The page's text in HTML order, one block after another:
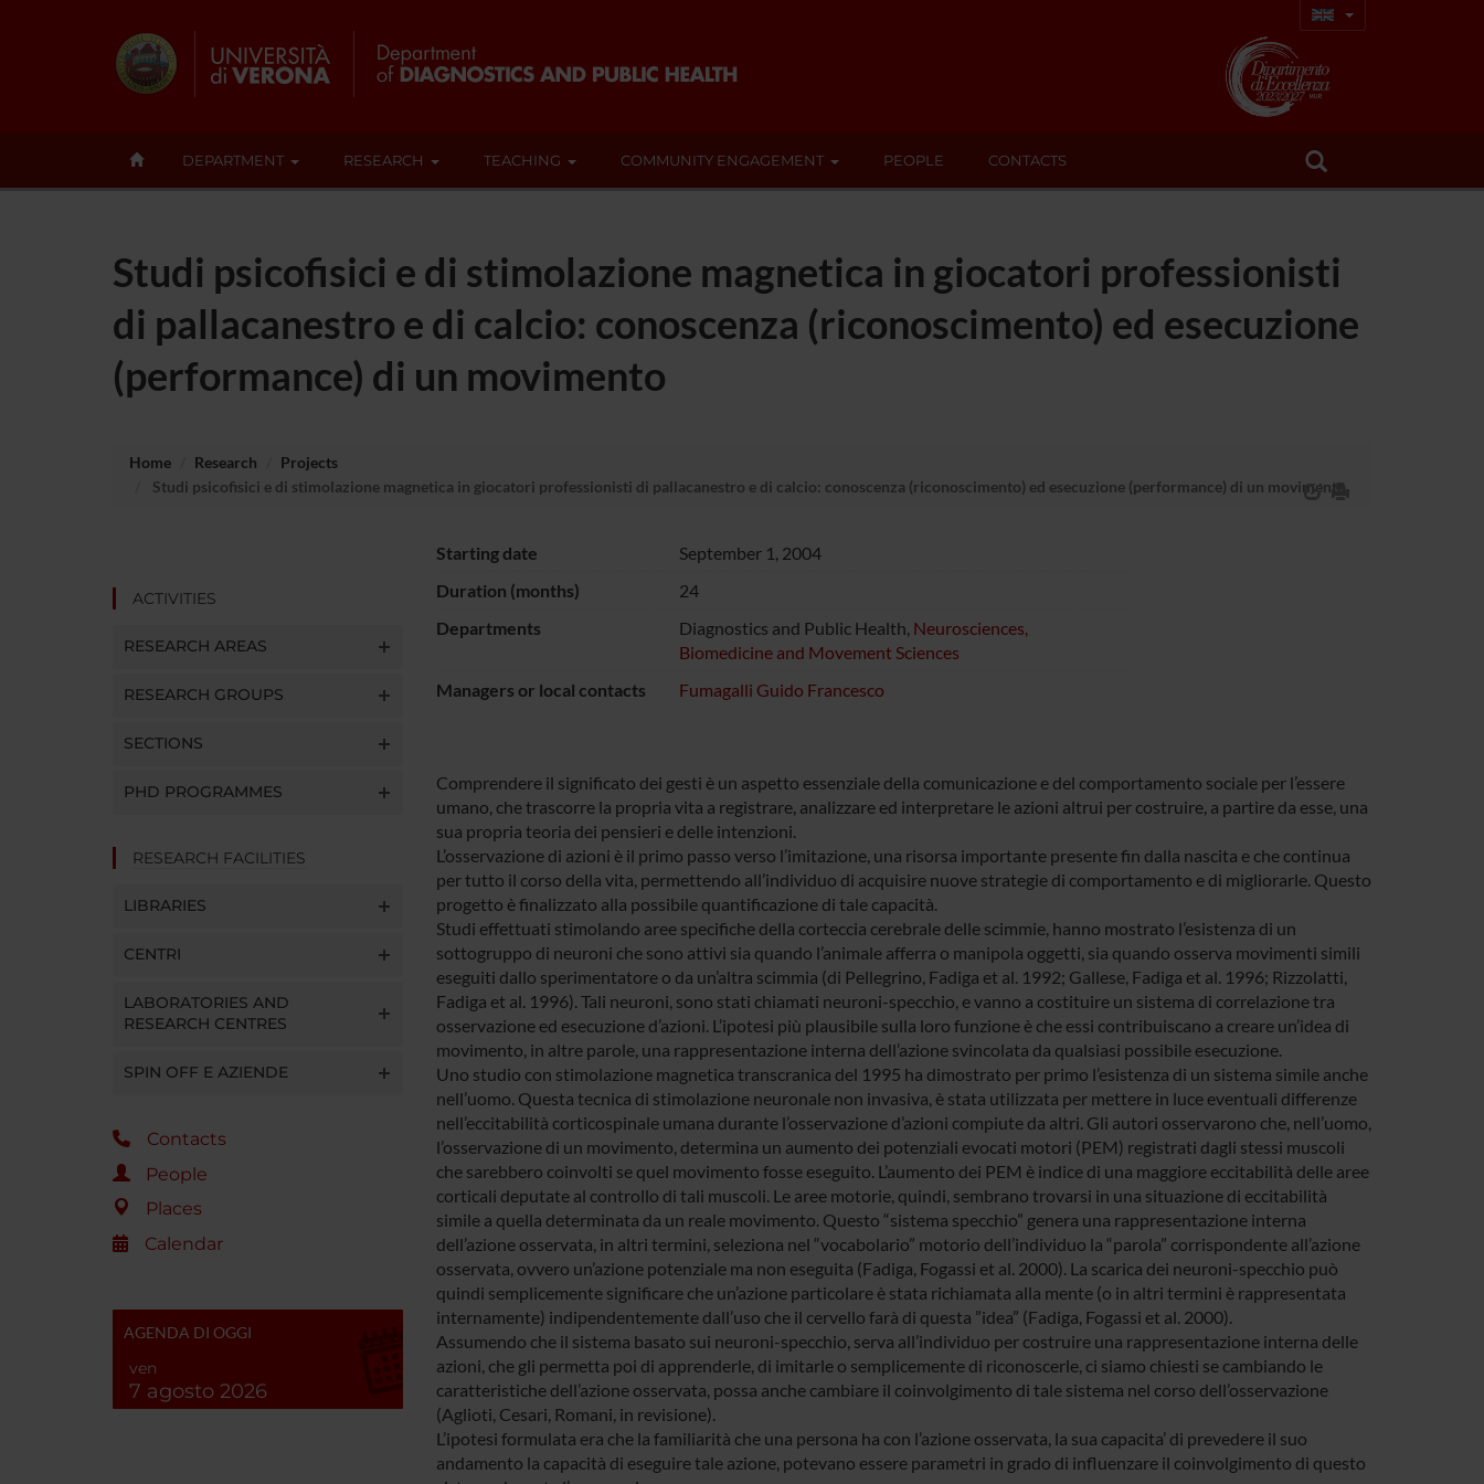
DEPARTMENT RESEARCH TEACHING COMMUNITY ENGAGEMENT PEOPLE CONTACTS
Studi psicofisici e di stimolazione magnetica in giocatori professionisti
di pallacanestro e di calcio: conoscenza (riconoscimento) ed esecuzione
(performance) di un movimento
Home Research
Projects
Studi psicofisici e di stimolazione magnetica in giocatori professionisti di pallacanestro e di calcio: conoscenza (riconoscimento) ed esecuzione (performance) di un movimento
ACTIVITIES
RESEARCH AREAS
RESEARCH GROUPS
SECTIONS
PHD PROGRAMMES
RESEARCH FACILITIES
LIBRARIES
CENTRI
LABORATORIES AND
RESEARCH CENTRES
SPIN OFF E AZIENDE
Contacts
People
Places
Calendar
AGENDA DI OGGI
ven
7 agosto 2026
Starting date
September 1, 2004
Duration (months)
24
Departments
Diagnostics and Public Health, Neurosciences,
Biomedicine and Movement Sciences
Managers or local contacts
Fumagalli Guido Francesco
Comprendere il significato dei gesti è un aspetto essenziale della comunicazione e del comportamento sociale per l’essere
umano, che trascorre la propria vita a registrare, analizzare ed interpretare le azioni altrui per costruire, a partire da esse, una
sua propria teoria dei pensieri e delle intenzioni.
L’osservazione di azioni è il primo passo verso l’imitazione, una risorsa importante presente fin dalla nascita e che continua
per tutto il corso della vita, permettendo all’individuo di acquisire nuove strategie di comportamento e di migliorarle. Questo
progetto è finalizzato alla possibile quantificazione di tale capacità.
Studi effettuati stimolando aree specifiche della corteccia cerebrale delle scimmie, hanno mostrato l’esistenza di un
sottogruppo di neuroni che sono attivi sia quando l’animale afferra o manipola oggetti, sia quando osserva movimenti simili
eseguiti dallo sperimentatore o da un’altra scimmia (di Pellegrino, Fadiga et al. 1992; Gallese, Fadiga et al. 1996; Rizzolatti,
Fadiga et al. 1996). Tali neuroni, sono stati chiamati neuroni-specchio, e vanno a costituire un sistema di correlazione tra
osservazione ed esecuzione d’azioni. L’ipotesi più plausibile sulla loro funzione è che essi contribuiscano a creare un’idea di
movimento, in altre parole, una rappresentazione interna dell’azione svincolata da qualsiasi possibile esecuzione.
Uno studio con stimolazione magnetica transcranica del 1995 ha dimostrato per primo l’esistenza di un sistema simile anche
nell’uomo. Questa tecnica di stimolazione neuronale non invasiva, è stata utilizzata per mettere in luce eventuali differenze
nell’eccitabilità corticospinale umana durante l’osservazione d’azioni compiute da altri. Gli autori osservarono che, nell’uomo,
l’osservazione di un movimento, determina un aumento dei potenziali evocati motori (PEM) registrati dagli stessi muscoli
che sarebbero coinvolti se quel movimento fosse eseguito. L’aumento dei PEM è indice di una maggiore eccitabilità delle aree
corticali deputate al controllo di tali muscoli. Le aree motorie, quindi, sembrano trovarsi in una situazione di eccitabilità
simile a quella determinata da un reale movimento. Questo “sistema specchio” genera una rappresentazione interna
dell’azione osservata, in altri termini, seleziona nel “vocabolario” motorio dell’individuo la “parola” corrispondente all’azione
osservata, ovvero un’azione potenziale ma non eseguita (Fadiga, Fogassi et al. 2000). La scarica dei neuroni-specchio può
quindi semplicemente significare che un’azione particolare è stata richiamata alla mente (o in altri termini è rappresentata
internamente) indipendentemente dall’uso che il cervello farà di questa ”idea” (Fadiga, Fogassi et al. 2000).
Assumendo che il sistema basato sui neuroni-specchio, serva all’individuo per costruire una rappresentazione interna delle
azioni, che gli permetta poi di apprenderle, di imitarle o semplicemente di riconoscerle, ci siamo chiesti se cambiando le
caratteristiche dell’azione osservata, possa anche cambiare il coinvolgimento di tale sistema nel corso dell’osservazione
(Aglioti, Cesari, Romani, in revisione).
L’ipotesi formulata era che la familiarità che una persona ha con l’azione osservata, la sua capacita’ di prevedere il suo
andamento la capacità di eseguire tale azione, potevano essere parametri in grado di influenzare il coinvolgimento di questo